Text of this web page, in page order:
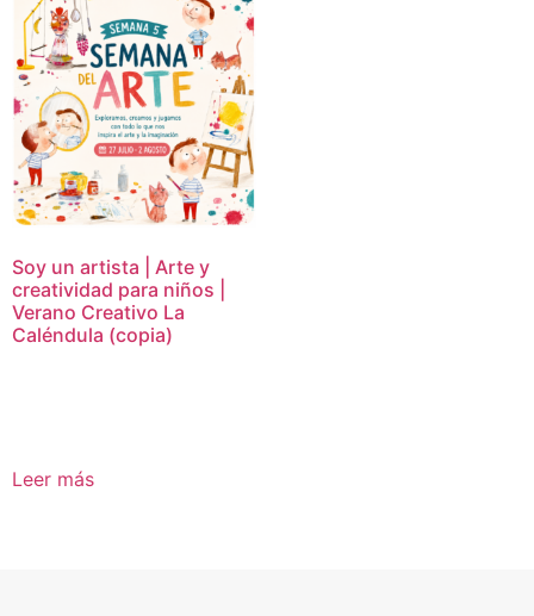
Soy un artista | Arte y
creatividad para niños |
Verano Creativo La
Caléndula (copia)
Leer más